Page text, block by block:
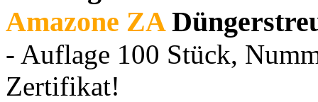
Amazone ZA
- Auflage 100 Stück,
Zertifikat!